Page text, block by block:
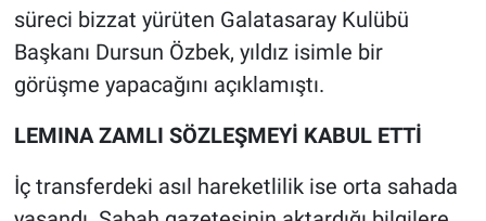
süreci bizzat yürüten Galatasaray Kulübü
Başkanı Dursun Özbek, yıldız isimle bir
görüşme yapacağını açıklamıştı.
LEMINA ZAMLI SÖZLEŞMEYİ KABUL ETTİ
İç transferdeki asıl hareketlilik ise orta sahada